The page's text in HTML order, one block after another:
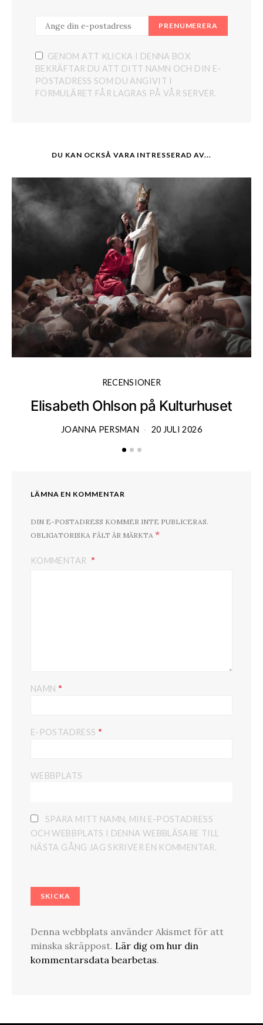
PRENUMERERA
GENOM ATT KLICKA I DENNA BOX
BEKRÄFTAR DU ATT DITT NAMN OCH DIN E-
POSTADRESS SOM DU ANGIVIT I
FORMULÄRET FÅR LAGRAS PÅ VÅR SERVER.
DU KAN OCKSÅ VARA INTRESSERAD AV...
RECENSIONER
Elisabeth Ohlson på Kulturhuset
JOANNA PERSMAN 20 JULI 2026
LÄMNA EN KOMMENTAR
DIN E-POSTADRESS KOMMER INTE PUBLICERAS.
OBLIGATORISKA FÄLT ÄR MÄRKTA *
KOMMENTAR
NAMN *
E-POSTADRESS *
WEBBPLATS
SPARA MITT NAMN, MIN E-POSTADRESS
OCH WEBBPLATS I DENNA WEBBLÄSARE TILL
NÄSTA GÅNG JAG SKRIVER EN KOMMENTAR.
Denna webbplats använder Akismet för att
minska skräppost. Lär dig om hur din
kommentarsdata bearbetas.